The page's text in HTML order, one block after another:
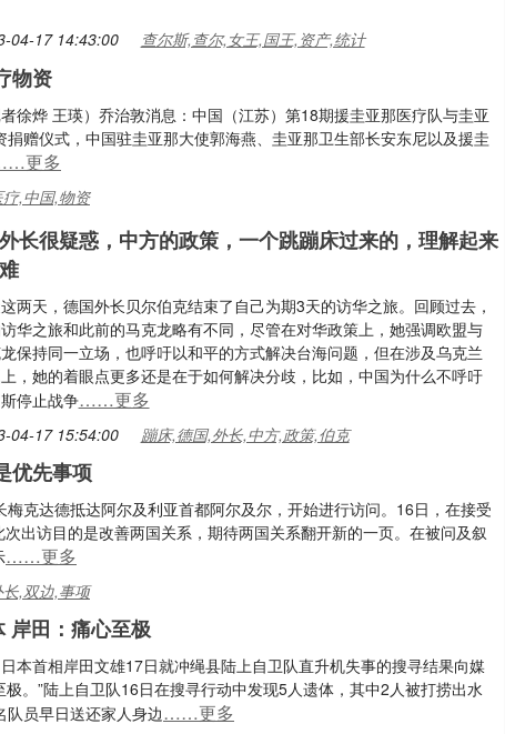
04-17 14:43:00 查尔斯,查尔,女王,国王,资产,统计
物资
徐烨 王瑛）乔治敦消息：中国（江苏）第18期援圭亚那医疗队与圭亚
赠仪式，中国驻圭亚那大使郭海燕、圭亚那卫生部长安东尼以及援圭
更多
,中国,物资
长很疑惑，中方的政策，一个跳蹦床过来的，理解起来
两天，德国外长贝尔伯克结束了自己为期3天的访华之旅。回顾过去，
华之旅和此前的马克龙略有不同，尽管在对华政策上，她强调欧盟与
保持同一立场，也呼吁以和平的方式解决台海问题，但在涉及乌克兰
，她的着眼点更多还是在于如何解决分歧，比如，中国为什么不呼吁
停止战争……更多
04-17 15:54:00 蹦床,德国,外长,中方,政策,伯克
优先事项
克达德抵达阿尔及利亚首都阿尔及尔，开始进行访问。16日，在接受
出访目的是改善两国关系，期待两国关系翻开新的一页。在被问及叙
……更多
,双边,事项
岸田：痛心至极
本首相岸田文雄17日就冲绳县陆上自卫队直升机失事的搜寻结果向媒
。”陆上自卫队16日在搜寻行动中发现5人遗体，其中2人被打捞出水
员早日送还家人身边……更多